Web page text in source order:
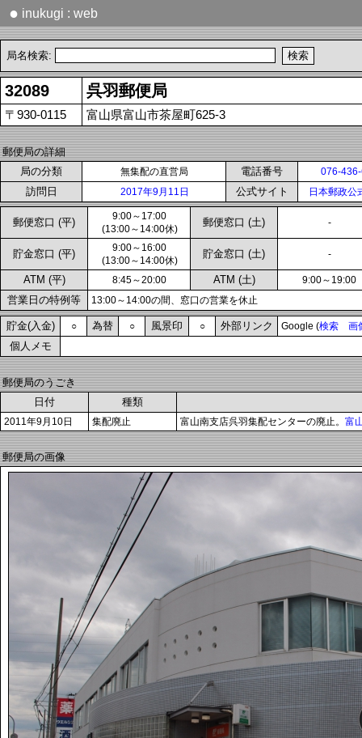
● inukugi : web
局名検索:
32089 呉羽郵便局
〒930-0115 富山県富山市茶屋町625-3
郵便局の詳細
局の分類
無集配の直営局 電話番号 076-
訪問日 2017年9月11日 公式サイト 日本郵政公
郵便窓口 (平)
9:00～17:00
(13:00～14:00休)
郵便窓口 (土) -
貯金窓口 (平)
9:00～16:00
(13:00～14:00休)
貯金窓口 (土) -
ATM (平) 8:45～20:00 ATM (土) 9:00～19:00
営業日の特例等 13:00～14:00の間、窓口の営業を休止
貯金(入金) ○ 為替 ○ 風景印 ○ 外部リンク Google (検索 画
個人メモ
郵便局のうごき
日付
種類
2011年9月10日 集配廃止 富山南支店呉羽集配センターの廃止。 富
郵便局の画像